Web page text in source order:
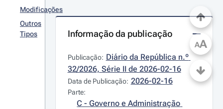
Modificações
Outros
Tipos
Informação da publicação
Publicação: Diário da República n.º
32/2026, Série II de 2026-02-16
Data de Publicação: 2026-02-16
Parte:
C - Governo e Administração
AA